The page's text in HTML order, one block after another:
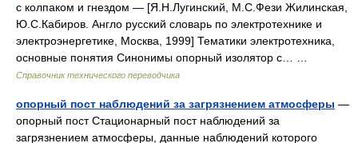
с колпаком и гнездом — [Я.Н.Лугинский, М.С.Фези Жилинская,
Ю.С.Кабиров. Англо русский словарь по электротехнике и
электроэнергетике, Москва, 1999] Тематики электротехника,
основные понятия Синонимы опорный изолятор с… …
Справочник технического переводчика
опорный пост наблюдений за загрязнением атмосферы —
опорный пост Стационарный пост наблюдений за
загрязнением атмосферы, данные наблюдений которого